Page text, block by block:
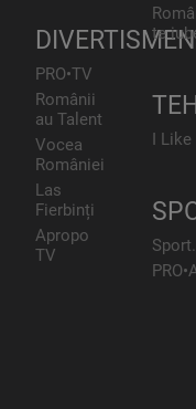
PRO•TV
Românii
au Talent
Vocea
României
Las
Fierbinți
Apropo
TV
te
I Like